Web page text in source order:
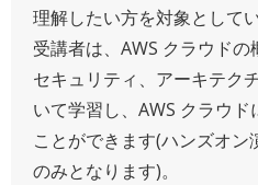
理解したい方を対象としてい
受講者は、AWS クラウドの
セキュリティ、アーキテク
いて学習し、AWS クラウ
ことができます(ハンズオ
のみとなります)。